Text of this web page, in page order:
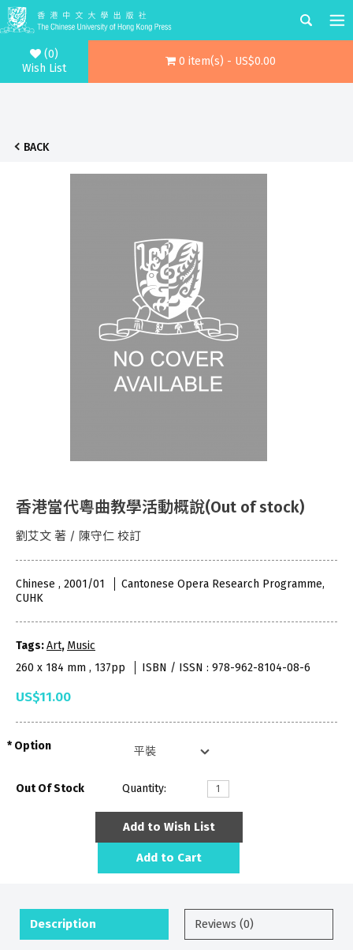
(0)
Wish List
0 item(s) - US$0.00
BACK
香港當代粵曲教學活動概說(Out of stock)
劉艾文 著 / 陳守仁 校訂
Chinese , 2001/01
Cantonese Opera Research Programme,
CUHK
Tags:Art, Music
260 x 184 mm , 137pp
ISBN / ISSN : 978-962-8104-08-6
US$11.00
Option
Out Of Stock Quantity:
Add to Wish List
Add to Cart
Description Reviews (0)